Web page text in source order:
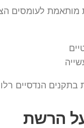
מותאמת לעומסים
הנדסיים
הרשת